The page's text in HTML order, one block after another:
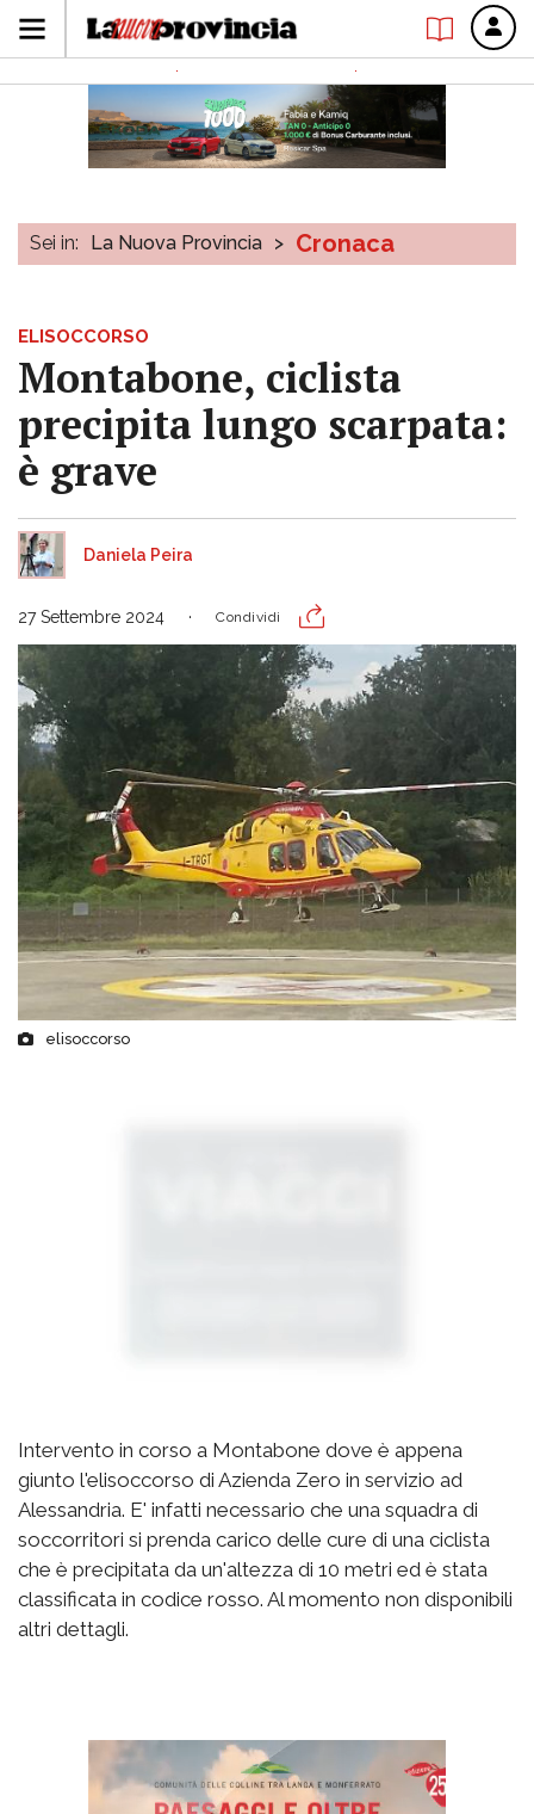
Sei in: La Nuova Provincia > Cronaca
ELISOCCORSO
Montabone, ciclista
precipita lungo scarpata:
è grave
Daniela Peira
27 Settembre 2024 Condividi
elisoccorso
Intervento in corso a Montabone dove è appena
giunto l'elisoccorso di Azienda Zero in servizio ad
Alessandria. E' infatti necessario che una squadra di
soccorritori si prenda carico delle cure di una ciclista
che è precipitata da un'altezza di 10 metri ed è stata
classificata in codice rosso. Al momento non disponibili
altri dettagli.